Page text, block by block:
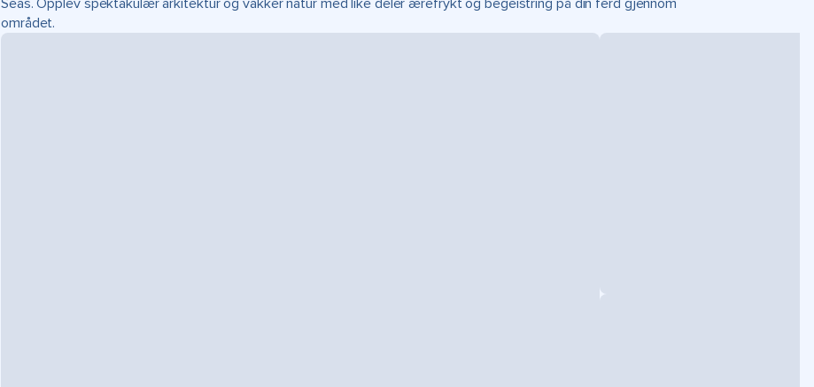
Seas. Opplev spektakulær arkitektur og vakker natur med like deler ærefrykt og begeistring på din ferd gjennom
området.